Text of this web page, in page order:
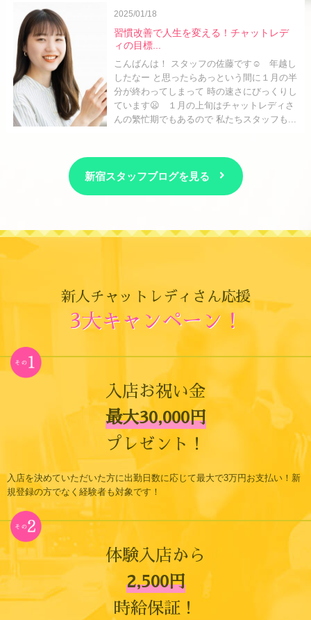
2025/01/18
習慣改善で人生を変える！チャットレデ
ィの目標...
こんばんは！ スタッフの佐藤です☺️ 年越し
したなー と思ったらあっという間に１月の半
分が終わってしまって 時の速さにびっくりし
ています😦 １月の上旬はチャットレディさ
んの繁忙期でもあるので 私たちスタッフも...
新宿スタッフブログを見る
新人チャットレディさん応援
3大キャンペーン！
入店お祝い金
最大30,000円
プレゼント！
入店を決めていただいた方に出勤日数に応じて最大で3万円お支払い！新
規登録の方でなく経験者も対象です！
体験入店から
2,500円
時給保証！